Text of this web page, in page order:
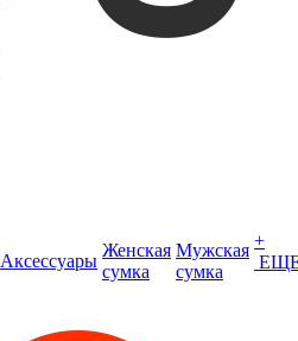
Аксессуары
Женская
сумка
Мужская
сумка
+